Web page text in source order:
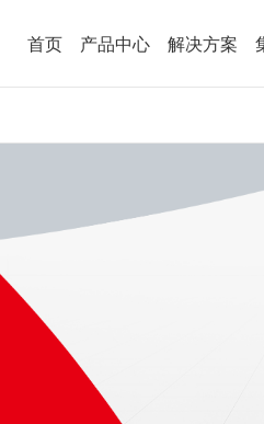
首页 产品中心 解决方案